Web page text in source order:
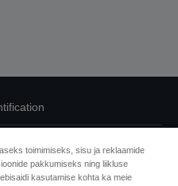
toimimiseks, sisu ja reklaamide
pakkumiseks ning liikluse
kasutamise kohta ka meie